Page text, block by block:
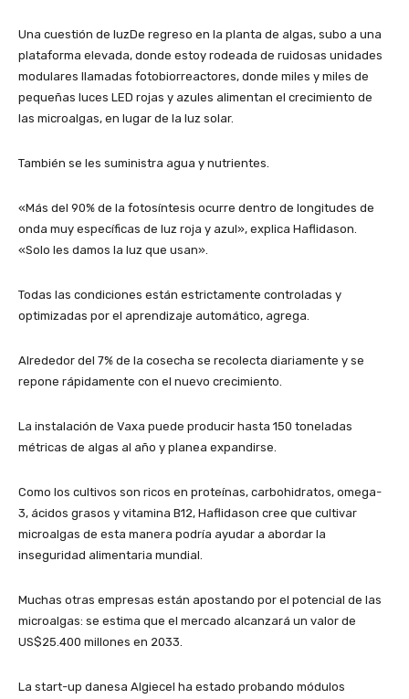
Una cuestión de luzDe regreso en la planta de algas, subo a una
plataforma elevada, donde estoy rodeada de ruidosas unidades
modulares llamadas fotobiorreactores, donde miles y miles de
pequeñas luces LED rojas y azules alimentan el crecimiento de
las microalgas, en lugar de la luz solar.
También se les suministra agua y nutrientes.
«Más del 90% de la fotosíntesis ocurre dentro de longitudes de
onda muy específicas de luz roja y azul», explica Haflidason.
«Solo les damos la luz que usan».
Todas las condiciones están estrictamente controladas y
optimizadas por el aprendizaje automático, agrega.
Alrededor del 7% de la cosecha se recolecta diariamente y se
repone rápidamente con el nuevo crecimiento.
La instalación de Vaxa puede producir hasta 150 toneladas
métricas de algas al año y planea expandirse.
Como los cultivos son ricos en proteínas, carbohidratos, omega-
3, ácidos grasos y vitamina B12, Haflidason cree que cultivar
microalgas de esta manera podría ayudar a abordar la
inseguridad alimentaria mundial.
Muchas otras empresas están apostando por el potencial de las
microalgas: se estima que el mercado alcanzará un valor de
US$25.400 millones en 2033.
La start-up danesa Algiecel ha estado probando módulos